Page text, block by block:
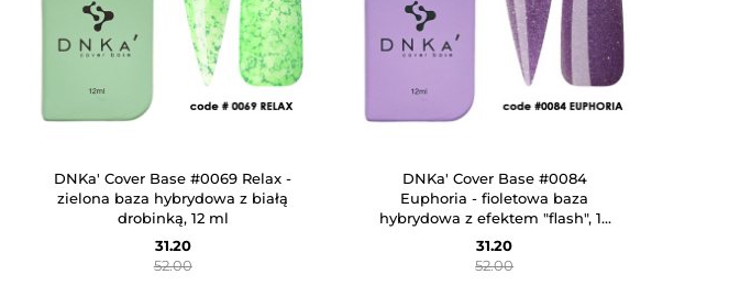
DNKa' Cover Base #0069 Relax -
zielona baza hybrydowa z białą
drobinką, 12 ml
31.20
52.00
DNKa' Cover Base #0084
Euphoria - fioletowa baza
hybrydowa z efektem "flash", 12
ml
31.20
52.00